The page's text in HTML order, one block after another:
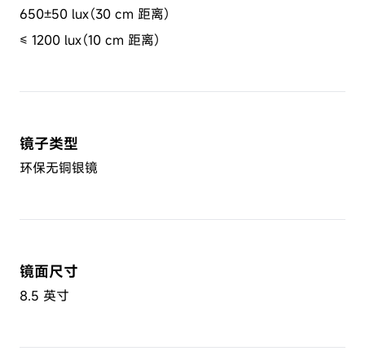
650±50 lux（30 cm 距离）
≤ 1200 lux（10 cm 距离）
镜子类型
环保无铜银镜
镜面尺寸
8.5 英寸